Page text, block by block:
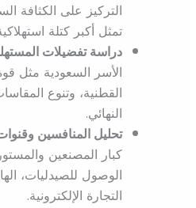
التركيز على الكثافة
تمثل أكبر كتلة
دراسة تفضيلات
الأسر السعودية مثل
القطنية، وتنوع
النهائي.
تحليل المنافسين
كبار المصنعين
الوصول للصيدليات،
التجارة الإلكترونية.